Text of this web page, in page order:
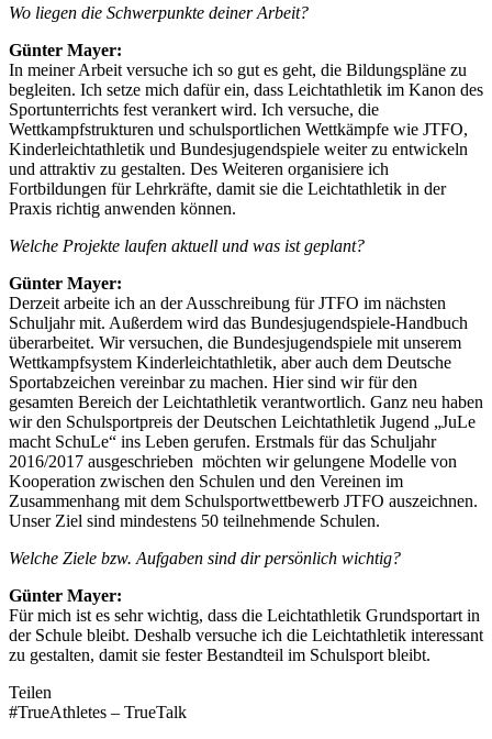
Wo liegen die Schwerpunkte deiner Arbeit?
Günter Mayer:
In meiner Arbeit versuche ich so gut es geht, die Bildungspläne zu
begleiten. Ich setze mich dafür ein, dass Leichtathletik im Kanon des
Sportunterrichts fest verankert wird. Ich versuche, die
Wettkampfstrukturen und schulsportlichen Wettkämpfe wie JTFO,
Kinderleichtathletik und Bundesjugendspiele weiter zu entwickeln
und attraktiv zu gestalten. Des Weiteren organisiere ich
Fortbildungen für Lehrkräfte, damit sie die Leichtathletik in der
Praxis richtig anwenden können.
Welche Projekte laufen aktuell und was ist geplant?
Günter Mayer:
Derzeit arbeite ich an der Ausschreibung für JTFO im nächsten
Schuljahr mit. Außerdem wird das Bundesjugendspiele-Handbuch
überarbeitet. Wir versuchen, die Bundesjugendspiele mit unserem
Wettkampfsystem Kinderleichtathletik, aber auch dem Deutsche
Sportabzeichen vereinbar zu machen. Hier sind wir für den
gesamten Bereich der Leichtathletik verantwortlich. Ganz neu haben
wir den Schulsportpreis der Deutschen Leichtathletik Jugend „JuLe
macht SchuLe“ ins Leben gerufen. Erstmals für das Schuljahr
2016/2017 ausgeschrieben möchten wir gelungene Modelle von
Kooperation zwischen den Schulen und den Vereinen im
Zusammenhang mit dem Schulsportwettbewerb JTFO auszeichnen.
Unser Ziel sind mindestens 50 teilnehmende Schulen.
Welche Ziele bzw. Aufgaben sind dir persönlich wichtig?
Günter Mayer:
Für mich ist es sehr wichtig, dass die Leichtathletik Grundsportart in
der Schule bleibt. Deshalb versuche ich die Leichtathletik interessant
zu gestalten, damit sie fester Bestandteil im Schulsport bleibt.
Teilen
#TrueAthletes – TrueTalk